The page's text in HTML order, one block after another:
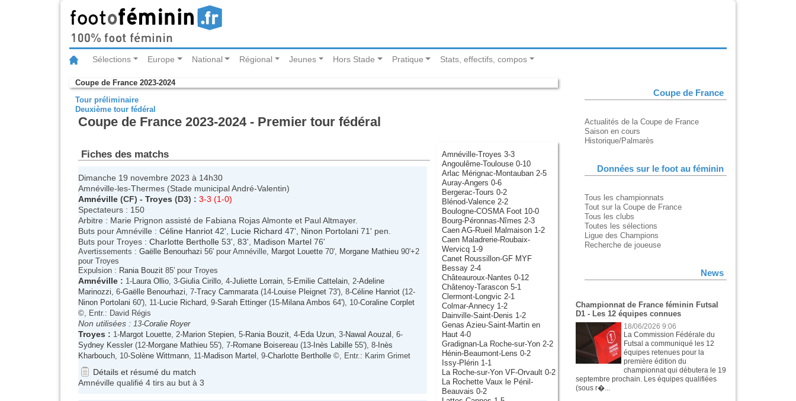
Sélections Europe National Régional Jeunes Hors Stade Pratique Stats, effectifs, compos
Coupe de France 2023-2024
Tour préliminaire
Deuxième tour fédéral
Coupe de France 2023-2024 - Premier tour fédéral
Amnéville-Troyes 3-3
Angoulême-Toulouse 0-10
Arlac Mérignac-Montauban 2-5
Auray-Angers 0-6
Bergerac-Tours 0-2
Blénod-Valence 2-2
Boulogne-COSMA Foot 10-0
Bourg-Péronnas-Nîmes 2-3
Caen AG-Rueil Malmaison 1-2
Caen Maladrerie-Roubaix-
Wervicq 1-9
Canet Roussillon-GF MYF
Bessay 2-4
Châteauroux-Nantes 0-12
Châtenoy-Tarascon 5-1
Clermont-Longvic 2-1
Colmar-Annecy 1-2
Dainville-Saint-Denis 1-2
Genas Azieu-Saint-Martin en
Haut 4-0
Gradignan-La Roche-sur-Yon 2-2
Hénin-Beaumont-Lens 0-2
Issy-Plérin 1-1
La Roche-sur-Yon VF-Orvault 0-2
La Rochette Vaux le Pénil-
Beauvais 0-2
Fiches des matchs
Dimanche 19 novembre 2023 à 14h30
Amnéville-les-Thermes (Stade municipal André-Valentin)
Amnéville (CF) - Troyes (D3) : 3-3 (1-0)
Spectateurs : 150
Arbitre : Marie Prignon assisté de Fabiana Rojas Almonte et Paul Altmayer.
Buts pour Amnéville : Céline Hanriot 42', Lucie Richard 47', Ninon Portolani 71' pen.
Buts pour Troyes : Charlotte Bertholle 53', 83', Madison Martel 76'
Avertissements : Gaëlle Benourhazi 56' pour Amnéville, Margot Louette 70', Morgane Mathieu 90'+2
pour Troyes
Expulsion : Rania Bouzit 85' pour Troyes
Amnéville : 1- Laura Ollio , 3-Giulia Cirillo , 4-Juliette Lorrain , 5-Emilie Cattelain , 2-Adeline
Marinozzi , 6-Gaëlle Benourhazi , 7-Tracy Cammarata (14- Louise Pleignet 73'), 8-Céline Hanriot (12-
Ninon Portolani 60'), 11- Lucie Richard , 9-Sarah Ettinger (15-Milana Ambos 64'), 10-Coraline Corplet
©, Entr.: David Régis
Non utilisées : 13-Coralie Royer
Troyes : 1-Margot Louette , 2-Marion Stepien , 5-Rania Bouzit , 4-Eda Uzun , 3-Nawal Aouzal
, 6-
Sydney Kessler (12-Morgane Mathieu 55'), 7-Romane Boisereau (13- Inès Labille 55'), 8- Inès
Kharbouch , 10-Solène Wittmann , 11-Madison Martel , 9-Charlotte Bertholle ©, Entr.: Karim Grimet
Détails et résumé du match
Amnéville qualifié 4 tirs au but à 3
Coupe de France
Actualités de la Coupe de France
Saison en cours
Historique/Palmarès
Données sur le foot au féminin
Tous les championnats
Tout sur la Coupe de France
Tous les clubs
Toutes les sélections
Ligue des Champions
Recherche de joueuse
News
Championnat de France féminin Futsal
D1 - Les 12 équipes connues
18/06/2026 9:06
La Commission Fédérale du
Futsal a communiqué les 12
équipes retenues pour la
première édition du
championnat qui débutera le 19
septembre prochain. Les équipes qualifiées
(sous r�...